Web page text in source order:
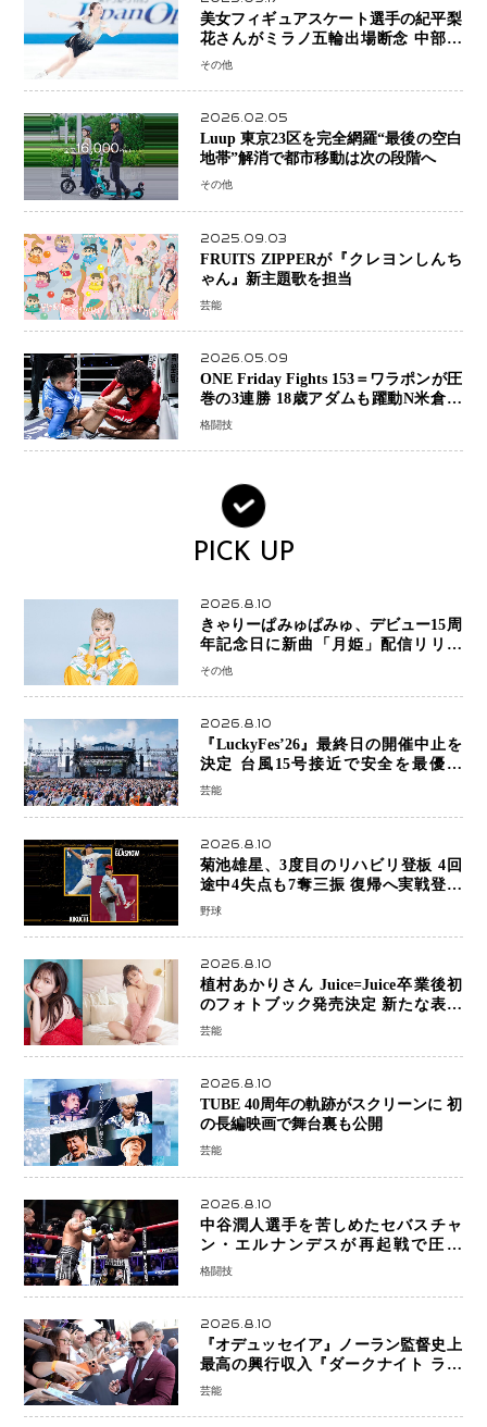
美女フィギュアスケート選手の紀平梨
花さんがミラノ五輪出場断念 中部選
手権欠場を発表「安全最優先の判断」
その他
2026.02.05
Luup 東京23区を完全網羅“最後の空白
地帯”解消で都市移動は次の段階へ
その他
2025.09.03
FRUITS ZIPPERが『クレヨンしんち
ゃん』新主題歌を担当
芸能
2026.05.09
ONE Friday Fights 153＝ワラポンが圧
巻の3連勝 18歳アダムも躍動N米倉大
貴選手は悲願のONE初勝利
格闘技
PICK UP
2026.8.10
きゃりーぱみゅぱみゅ、デビュー15周
年記念日に新曲「月姫」配信リリー
ス 自身初の主催フェス「PAMYU
その他
2026.8.10
『LuckyFes’26』最終日の開催中止を
決定 台風15号接近で安全を最優先
「苦渋の判断」
芸能
2026.8.10
菊池雄星、3度目のリハビリ登板 4回
途中4失点も7奪三振 復帰へ実戦登板
を重ねる
野球
2026.8.10
植村あかりさん Juice=Juice卒業後初
のフォトブック発売決定 新たな表現
者としての“今”を凝縮
芸能
2026.8.10
TUBE 40周年の軌跡がスクリーンに 初
の長編映画で舞台裏も公開
芸能
2026.8.10
中谷潤人選手を苦しめたセバスチャ
ン・エルナンデスが再起戦で圧巻
KO 2回で相手を沈める…次戦は亀田
格闘技
2026.8.10
『オデュッセイア』ノーラン監督史上
最高の興行収入『ダークナイト ライ
ジング』超え、世界で11億ドル突破
芸能